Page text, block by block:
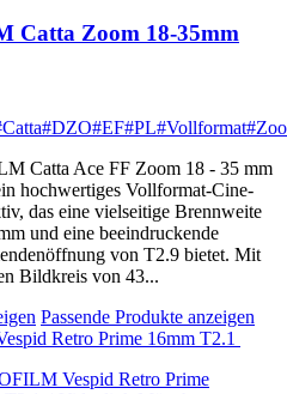
Catta Zoom 18-35mm
#DZO#EF#PL#Vollformat
Catta Ace FF Zoom 18 - 35 mm
hochwertiges Vollformat-Cine-
das eine vielseitige Brennweite
und eine beeindruckende
von T2.9 bietet. Mit
Bildkreis von 43...
Passende Produkte anzeigen
Retro Prime 16mm T2.1